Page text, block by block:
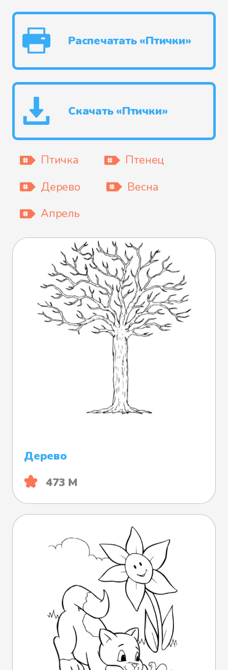
Распечатать «Птички»
Скачать «Птички»
Птичка
Птенец
Дерево
Весна
Апрель
Дерево
473 М